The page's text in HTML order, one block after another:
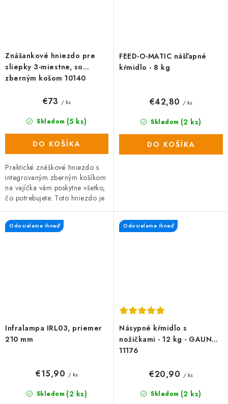
Znášankové hniezdo pre
sliepky 3-miestne, so
zberným košom 10140
Skladom (5 ks)
€73 / ks
DO KOŠÍKA
Praktické znáškové hniezdo s
integrovaným zberným košíkom
na vajíčka vám poskytne všetko,
čo potrebujete. Toto hniezdo je
FEED-O-MATIC nášľapné
kŕmidlo - 8 kg
Skladom (2 ks)
€42,80 / ks
DO KOŠÍKA
Infralampa IRL03, priemer
210 mm
Odosielame ihneď
Skladom (2 ks)
€15,90 / ks
Násypné kŕmidlo s
nožičkami - 12 kg - GAUN
11176
Odosielame ihneď
Skladom (2 ks)
€20,90 / ks